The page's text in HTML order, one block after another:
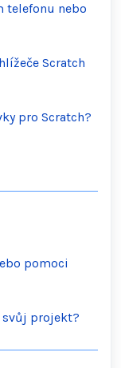
telefonu nebo
Scratch
pro Scratch?
pomoci
svůj projekt?